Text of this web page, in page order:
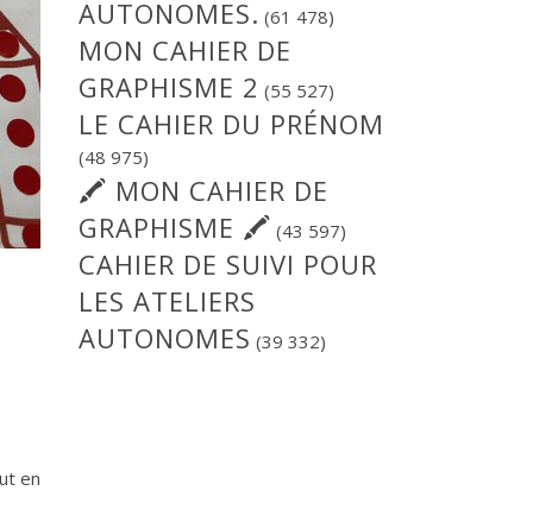
en
AUTONOMES. (61 478)
MON CAHIER DE
GRAPHISME 2 (55 527)
LE CAHIER DU PRÉNOM
(48 975)
🖍 MON CAHIER DE
GRAPHISME 🖍 (43 597)
CAHIER DE SUIVI POUR
LES ATELIERS
AUTONOMES (39 332)